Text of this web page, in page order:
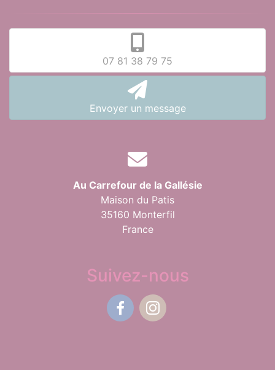
07 81 38 79 75
Envoyer un message
Au Carrefour de la Gallésie
Maison du Patis
35160 Monterfil
France
Suivez-nous